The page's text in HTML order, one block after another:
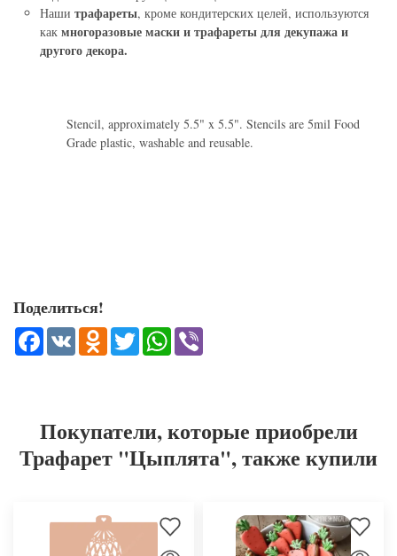
Наши трафареты, кроме кондитерских целей, используются
как многоразовые маски и трафареты для декупажа и
другого декора.
Stencil, approximately 5.5" x 5.5". Stencils are 5mil Food
Grade plastic, washable and reusable.
Поделиться!
Facebook
VK Odnoklassniki
TwitterWhatsApp
Покупатели, которые приобрели
Трафарет "Цыплята", также купили